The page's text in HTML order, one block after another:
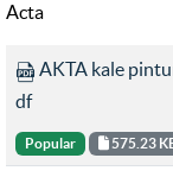
Acta
AKTA kale
df
Popular 575.23